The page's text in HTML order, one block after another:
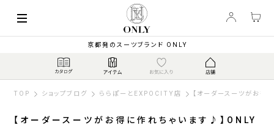
京都発のスーツブランド ONLY
TOP ショップブログ ららぽーとEXPOCITY店 【オーダースーツがお
【オーダースーツがお得に作れちゃいます♪】ONLY